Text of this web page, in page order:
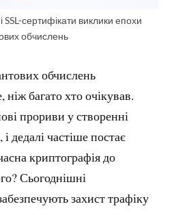
сертифікати виклики епохи
обчислень
обчислень
багато хто очікував.
прориви у створенні
дедалі частіше постає
криптографія до
Сьогоднішні
захист трафіку